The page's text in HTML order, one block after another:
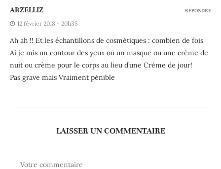
ARZELLIZ
12 février 2018 - 20h35
Ah ah !! Et les échantillons de cosmétiques : combien de fois
Ai je mis un contour des yeux ou un masque ou une crème de
nuit ou crème pour le corps au lieu d’une Crème de jour!
Pas grave mais Vraiment pénible
RÉPONDRE
LAISSER UN COMMENTAIRE